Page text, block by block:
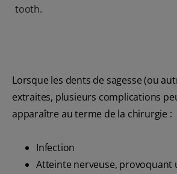
tooth.
Lorsque les dents de sagesse (ou
extraites, plusieurs complications
apparaître au terme de la chirurgie :
Infection
Atteinte nerveuse, provoquant